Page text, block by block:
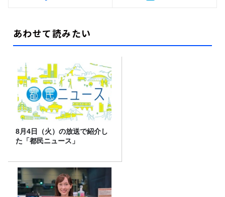
あわせて読みたい
8月4日（火）の放送で紹介し
た「都民ニュース」